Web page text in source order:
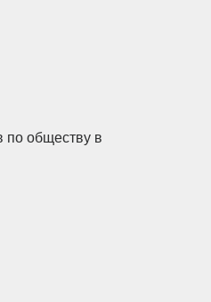
по обществу в